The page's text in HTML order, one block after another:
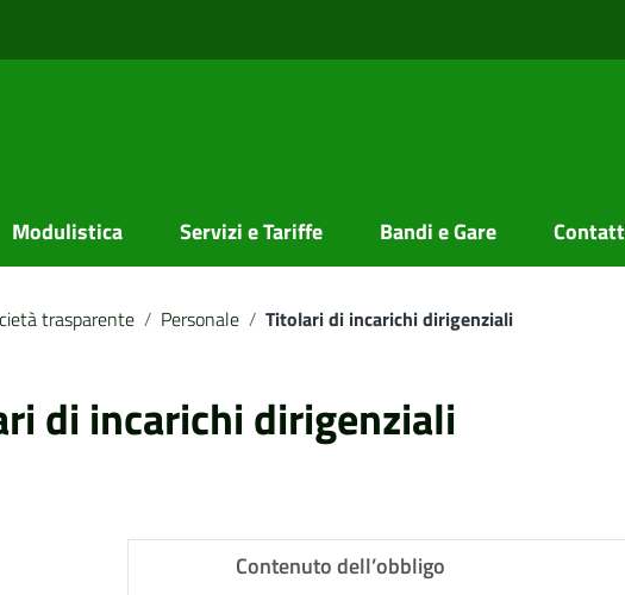
Modulistica Servizi e Tariffe Bandi e Gare
trasparente / Personale / Titolari di incarichi dirigenziali
di incarichi dirigenziali
Contenuto dell’obbligo